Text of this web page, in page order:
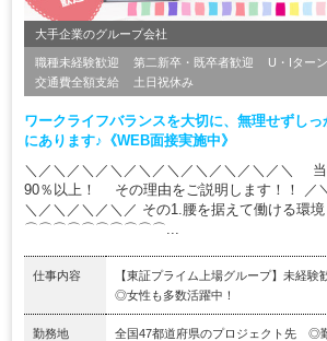
大手企業のグループ会社
職種未経験歓迎 第二新卒・既卒者歓迎
U・Iター
交通費全額支給
土日祝休み
ワークライフバランスを大切に、無理せずし
にあります♪《WEB面接実施中》
＼／＼／＼／＼／＼／＼／＼／＼／＼／＼ 当
90％以上！ その理由をご説明します！！ ／
＼／＼／＼／＼／ その1.腰を据えて働ける環境
⌒⌒⌒⌒⌒⌒⌒⌒⌒⌒...
仕事内容
【東証プライム上場グループ】未経験
◎女性も多数活躍中！
勤務地
全国47都道府県のプロジェクト先 ◎